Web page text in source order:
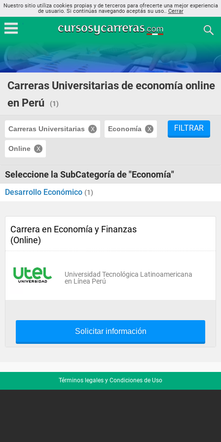
Nuestro sitio utiliza cookies propias y de terceros para ofrecerte una mejor experiencia
de usuario. Si continúas navegando aceptás su uso.. Cerrar
Carreras Universitarias de economía online
en Perú
(1)
Carreras Universitarias Economía
Online
FILTRAR
Seleccione la SubCategoría de "Economía"
Desarrollo Económico (1)
Carrera en Economía y Finanzas
(Online)
Universidad Tecnológica Latinoamericana
en Línea Perú
Solicitar información
Términos legales y Condiciones de Uso